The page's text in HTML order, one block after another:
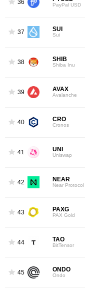
36 PayPal USD
37 SUI
Sui
38 SHIB
Shiba Inu
39 AVAX
Avalanche
40 CRO
Cronos
41 UNI
Uniswap
42 NEAR
Near Protocol
43 PAXG
PAX Gold
44 TAO
BitTensor
45 ONDO
Ondo